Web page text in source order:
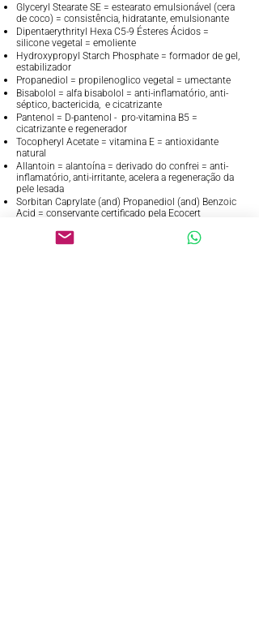
Glyceryl Stearate SE = estearato emulsionável (cera
de coco) = consistência, hidratante, emulsionante
Dipentaerythrityl Hexa C5-9 Ésteres Ácidos =
silicone vegetal = emoliente
Hydroxypropyl Starch Phosphate = formador de gel,
estabilizador
Propanediol = propilenoglico vegetal = umectante
Bisabolol = alfa bisabolol = anti-inflamatório, anti-
séptico, bactericida, e cicatrizante
Pantenol = D-pantenol - pro-vitamina B5 =
cicatrizante e regenerador
Tocopheryl Acetate = vitamina E = antioxidante
natural
Allantoin = alantoína = derivado do confrei = anti-
inflamatório, anti-irritante, acelera a regeneração da
pele lesada
Sorbitan Caprylate (and) Propanediol (and) Benzoic
Acid = conservante certificado pela Ecocert
Parfum (óleos essenciais) = perfume natural